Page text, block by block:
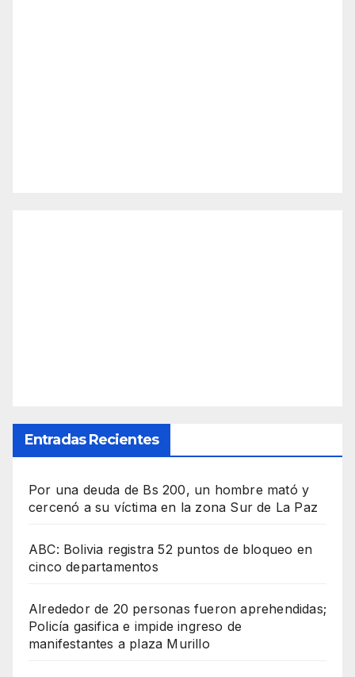
Entradas Recientes
Por una deuda de Bs 200, un hombre mató y
cercenó a su víctima en la zona Sur de La Paz
ABC: Bolivia registra 52 puntos de bloqueo en
cinco departamentos
Alrededor de 20 personas fueron aprehendidas;
Policía gasifica e impide ingreso de
manifestantes a plaza Murillo